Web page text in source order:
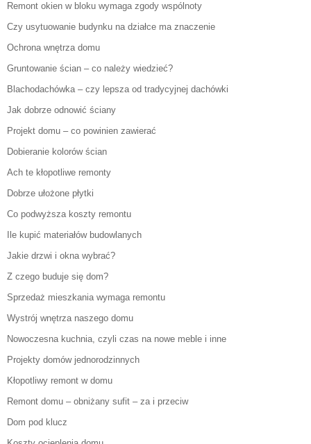
Remont okien w bloku wymaga zgody wspólnoty
Czy usytuowanie budynku na działce ma znaczenie
Ochrona wnętrza domu
Gruntowanie ścian – co należy wiedzieć?
Blachodachówka – czy lepsza od tradycyjnej dachówki
Jak dobrze odnowić ściany
Projekt domu – co powinien zawierać
Dobieranie kolorów ścian
Ach te kłopotliwe remonty
Dobrze ułożone płytki
Co podwyższa koszty remontu
Ile kupić materiałów budowlanych
Jakie drzwi i okna wybrać?
Z czego buduje się dom?
Sprzedaż mieszkania wymaga remontu
Wystrój wnętrza naszego domu
Nowoczesna kuchnia, czyli czas na nowe meble i inne
Projekty domów jednorodzinnych
Kłopotliwy remont w domu
Remont domu – obniżany sufit – za i przeciw
Dom pod klucz